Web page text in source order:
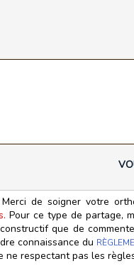
de soigner votre
Pour ce type de partage,
que de
connaissance du
ne respectant pas les